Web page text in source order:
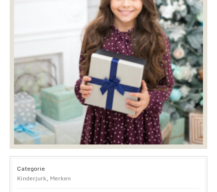
Categorie
Kinderjurk, Merken